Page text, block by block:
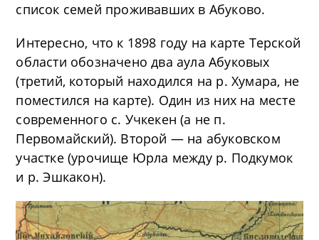
список семей проживавших в Абуково.
Интересно, что к 1898 году на карте Терской
области обозначено два аула Абуковых
(третий, который находился на р. Хумара, не
поместился на карте). Один из них на месте
современного с. Учкекен (а не п.
Первомайский). Второй — на абуковском
участке (урочище Юрла между р. Подкумок
и р. Эшкакон).